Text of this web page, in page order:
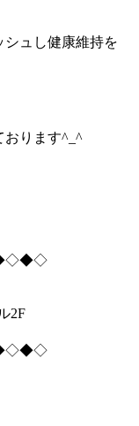
シュし健康維持を
おります^_^
2F